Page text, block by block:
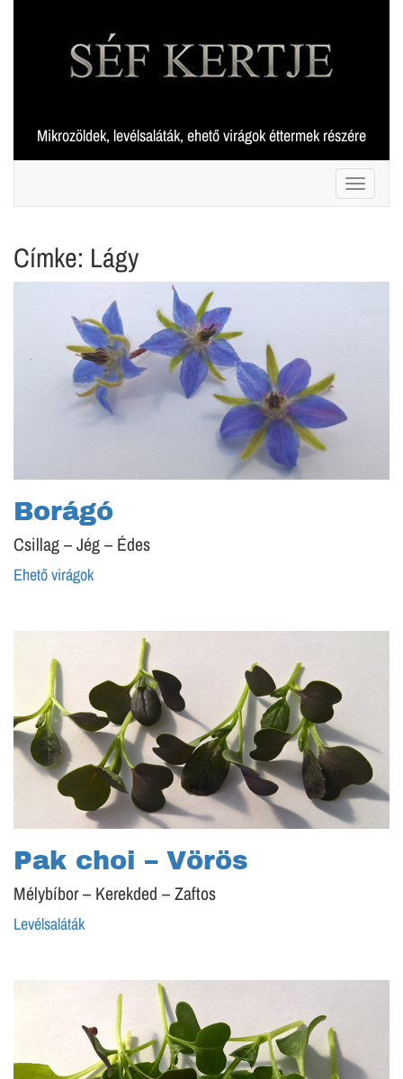
Mikrozöldek, levélsaláták, ehető virágok éttermek részére
Toggle
Címke: Lágy
Borágó
Csillag – Jég – Édes
Ehető virágok
Pak choi – Vörös
Mélybíbor – Kerekded – Zaftos
Levélsaláták